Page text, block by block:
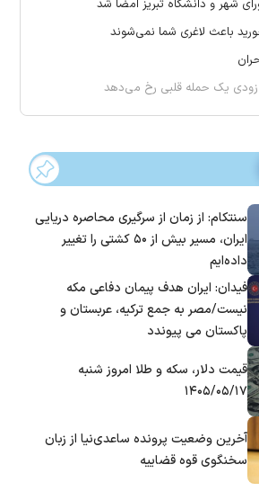
شهر و دانشگاه تبریز امضا شد
باعث لاغری شما نمی‌شوند
زودی یک حمله قلبی رخ می‌دهد
سنتکام: از زمان از سرگیری محاصره دریایی
ایران، مسیر بیش از ۵۰ کشتی را تغییر
داده‌ایم
فیدان: ایران هدف پیمان دفاعی مکه
نیست/مصر به جمع ترکیه، عربستان و
پاکستان می پیوندد
قیمت دلار، سکه و طلا امروز شنبه
۱۴۰۵/۰۵/۱۷
آخرین وضعیت پرونده ساعدی‌نیا از زبان
سخنگوی قوه قضاییه